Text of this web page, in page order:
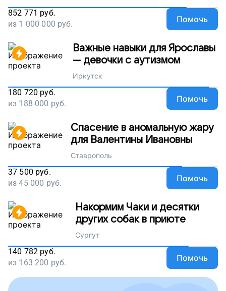
852 771 руб.
из 1 000 000 руб. Помочь
Важные навыки для Ярославы
— девочки с аутизмом
Иркутск
180 720 руб.
из 188 000 руб. Помочь
Спасение в аномальную жару
для Валентины Ивановны
Ставрополь
37 500 руб.
из45 000 руб. Помочь
Накормим Чаки и десятки
других собак в приюте
Сургут
140 782 руб.
из 163 200 руб. Помочь